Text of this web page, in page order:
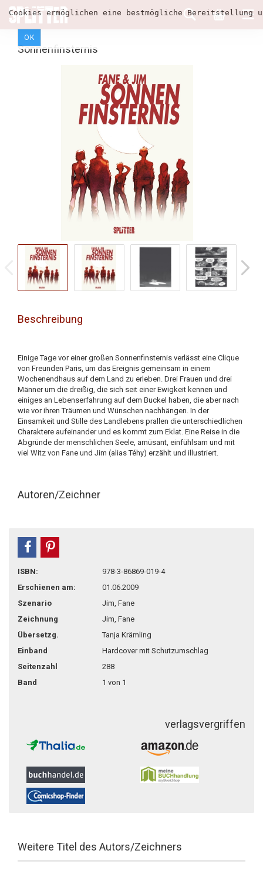
Cookies ermöglichen eine bestmögliche
OK
Sonnenfinsternis
Beschreibung
Einige Tage vor einer großen Sonnenfinsternis verlässt eine Clique
von Freunden Paris, um das Ereignis gemeinsam in einem
Wochenendhaus auf dem Land zu erleben. Drei Frauen und drei
Männer um die dreißig, die sich seit einer Ewigkeit kennen und
einiges an Lebenserfahrung auf dem Buckel haben, die aber nach
wie vor ihren Träumen und Wünschen nachhängen. In der
Einsamkeit und Stille des Landlebens prallen die unterschiedlichen
Charaktere aufeinander und es kommt zum Eklat. Eine Reise in die
Abgründe der menschlichen Seele, amüsant, einfühlsam und mit
viel Witz von Fane und Jim (alias Téhy) erzählt und illustriert.
Autoren/Zeichner
teilen
ISBN:
978-3-86869-019-4
Erschienen am:
01.06.2009
Szenario
Jim, Fane
Zeichnung
Jim, Fane
Übersetzg.
Tanja Krämling
Einband
Hardcover mit Schutzumschlag
Seitenzahl
288
Band
1 von 1
verlagsvergriffen
Weitere Titel des Autors/Zeichners